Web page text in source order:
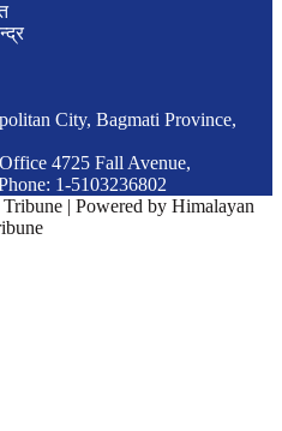
City, Bagmati Province,
4725 Fall Avenue,
1-5103236802
| Powered by Himalayan